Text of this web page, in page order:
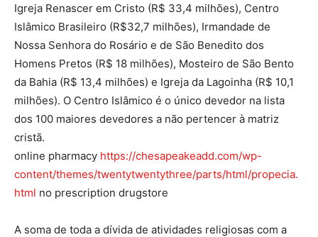
Igreja Renascer em Cristo (R$ 33,4 milhões), Centro
Islâmico Brasileiro (R$32,7 milhões), Irmandade de
Nossa Senhora do Rosário e de São Benedito dos
Homens Pretos (R$ 18 milhões), Mosteiro de São Bento
da Bahia (R$ 13,4 milhões) e Igreja da Lagoinha (R$ 10,1
milhões). O Centro Islâmico é o único devedor na lista
dos 100 maiores devedores a não pertencer à matriz
cristã.
online pharmacy https://chesapeakeadd.com/wp-
content/themes/twentytwentythree/parts/html/propecia.
html no prescription drugstore
A soma de toda a dívida de atividades religiosas com a